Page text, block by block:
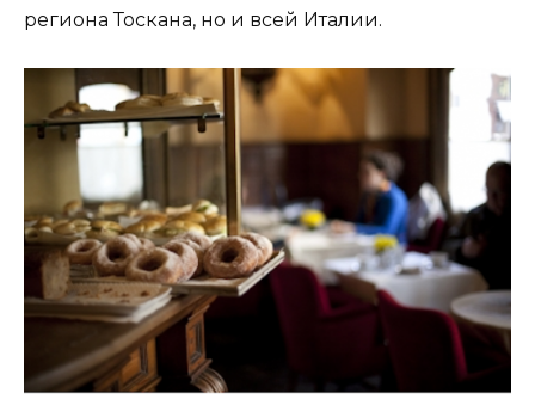
региона Тоскана, но и всей Италии.